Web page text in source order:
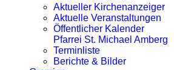
Aktueller Kirchenanzeiger
Aktuelle Veranstaltungen
Öffentlicher Kalender
Pfarrei St. Michael Amberg
Terminliste
Berichte & Bilder